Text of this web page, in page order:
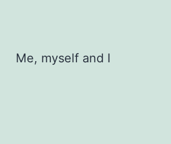
Menü
Me, myself and I